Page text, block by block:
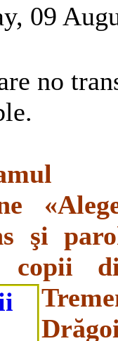
09
no
şi
copii